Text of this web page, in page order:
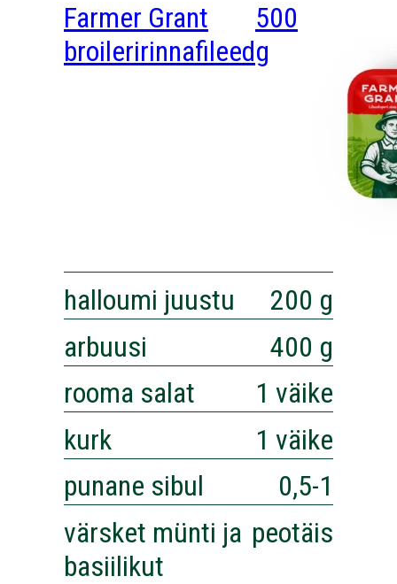
Farmer Grant
broileririnnafileed
500
g
halloumi juustu
200 g
arbuusi
400 g
rooma salat
1 väike
kurk
1 väike
punane sibul
0,5-1
värsket münti ja
basiilikut
peotäis